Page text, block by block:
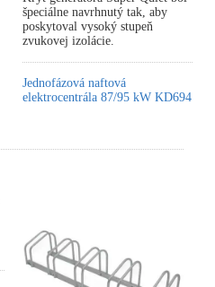
špeciálne navrhnutý tak, aby
poskytoval vysoký stupeň
zvukovej izolácie.
Jednofázová naftová
elektrocentrála 87/95 kW KD694